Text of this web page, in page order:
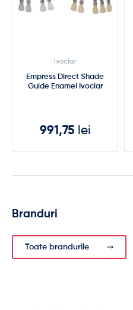
Ivoclar
Empress Direct Shade
Guide Enamel Ivoclar
991,75 lei
Branduri
Toate brandurile